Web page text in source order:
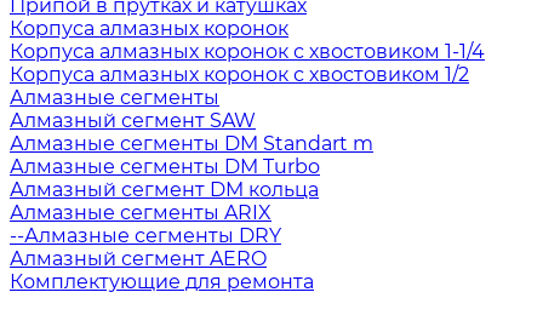
Припой в прутках и катушках
Корпуса алмазных коронок
Корпуса алмазных коронок с хвостовиком 1-1/4
Корпуса алмазных коронок с хвостовиком 1/2
Алмазные сегменты
Алмазный сегмент SAW
Алмазные сегменты DM Standart m
Алмазные сегменты DM Turbo
Алмазный сегмент DM кольца
Алмазные сегменты ARIX
--Алмазные сегменты DRY
Алмазный сегмент AERO
Комплектующие для ремонта